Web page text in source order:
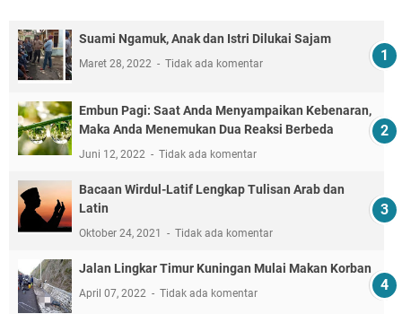
Suami Ngamuk, Anak dan Istri Dilukai Sajam
Maret 28, 2022 Tidak ada komentar
Embun Pagi: Saat Anda Menyampaikan Kebenaran,
Maka Anda Menemukan Dua Reaksi Berbeda
Juni 12, 2022 Tidak ada komentar
Bacaan Wirdul-Latif Lengkap Tulisan Arab dan
Latin
Oktober 24, 2021 Tidak ada komentar
Jalan Lingkar Timur Kuningan Mulai Makan Korban
April 07, 2022 Tidak ada komentar